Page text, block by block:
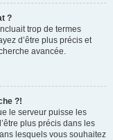
?
trop de termes
d’être plus précis et
avancée.
?!
le serveur puisse les
plus précis dans les
lesquels vous souhaitez